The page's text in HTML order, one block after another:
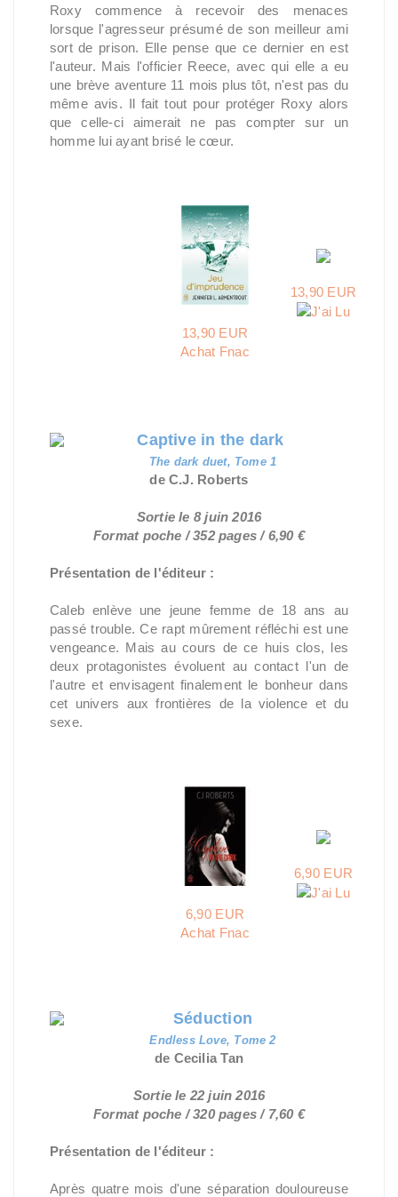
Roxy commence à recevoir des menaces
lorsque l'agresseur présumé de son meilleur ami
sort de prison. Elle pense que ce dernier en est
l'auteur. Mais l'officier Reece, avec qui elle a eu
une brève aventure 11 mois plus tôt, n'est pas du
même avis. Il fait tout pour protéger Roxy alors
que celle-ci aimerait ne pas compter sur un
homme lui ayant brisé le cœur.
13,90 EUR
Achat Fnac
13,90 EUR
Captive in the dark
The dark duet, Tome 1
de C.J. Roberts
Sortie le 8 juin 2016
Format poche / 352 pages / 6,90 €
Présentation de l'éditeur :
Caleb enlève une jeune femme de 18 ans au
passé trouble. Ce rapt mûrement réfléchi est une
vengeance. Mais au cours de ce huis clos, les
deux protagonistes évoluent au contact l'un de
l'autre et envisagent finalement le bonheur dans
cet univers aux frontières de la violence et du
sexe.
6,90 EUR
Achat Fnac
6,90 EUR
Séduction
Endless Love, Tome 2
de Cecilia Tan
Sortie le 22 juin 2016
Format poche / 320 pages / 7,60 €
Présentation de l'éditeur :
Après quatre mois d'une séparation douloureuse